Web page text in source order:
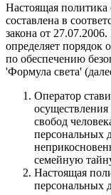
Настоящая
составлена в
закона от
определяет порядок
по обеспечению
'Формула света'
Оператор
осуществления
свобод
персональных
семейную
Настоящая
персональных